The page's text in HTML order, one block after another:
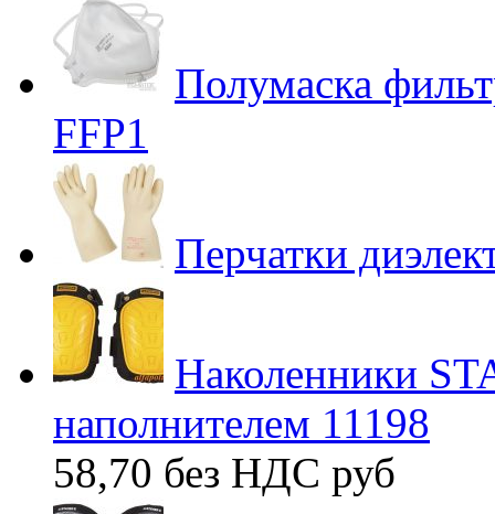
Полумаска
FFP1
Перчатки
Наколенники
наполнителем 11198
58,70 без НДС руб